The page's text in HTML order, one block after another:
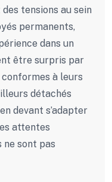
tensions au sein
permanents,
dans un
être surpris par
conformes à leurs
détachés
devant s’adapter
attentes
ne sont pas